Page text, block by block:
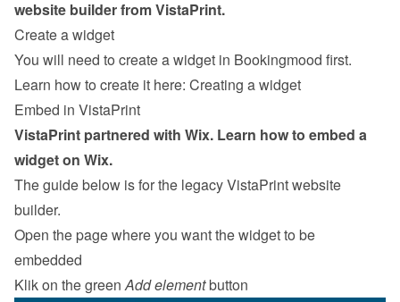
website builder from VistaPrint.
Create a widget
You will need to create a widget in Bookingmood first.
Learn how to create it here: Creating a widget
Embed in VistaPrint
VistaPrint partnered with Wix. Learn how to embed a
widget on Wix.
The guide below is for the legacy VistaPrint website
builder.
Open the page where you want the widget to be
embedded
Klik on the green Add element button